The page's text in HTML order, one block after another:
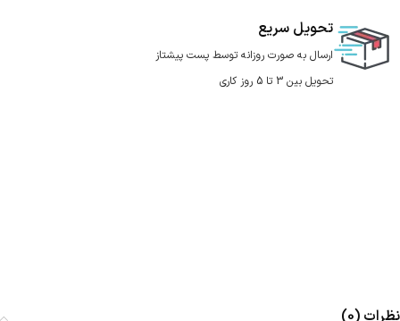
تحویل سریع
ارسال به صورت روزانه توسط پست پیشتاز
تحویل بین 3 تا 5 روز کاری
نظرات (0)